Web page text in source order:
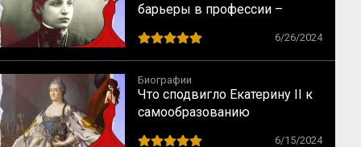
барьеры в профессии –
6/26/2024
Биографии
Что сподвигло Екатерину II к
самообразованию
6/15/2024